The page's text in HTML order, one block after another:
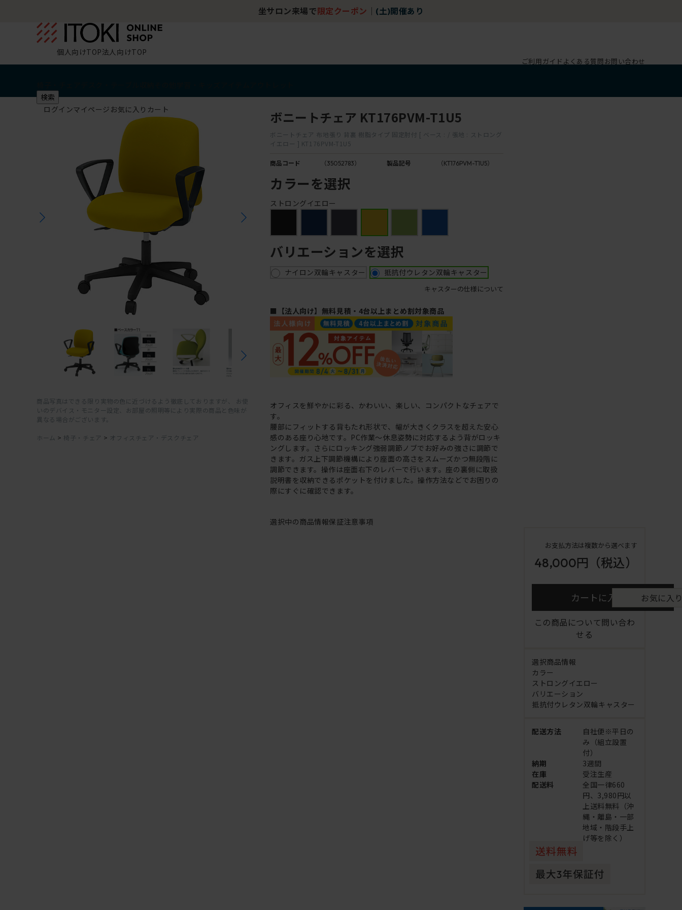
坐サロン来場で 限定クーポン (土)開催あり
個人向けTOP法人向けTOP
ご利用ガイド よくある質問お問い合わせ
検索
ログインマイページ お気に入り カート
商品写真はできる限り実物の色に近づけるよう徹底しておりますが、 お使
いのデバイス・モニター設定、お部屋の照明等により実際の商品と色味が
異なる場合がございます。
ホーム > 椅子・チェア > オフィスチェア・デスクチェア
ボニートチェア KT176PVM-T1U5
ボニートチェア 布地張り 背裏 樹脂タイプ 固定肘付 [ ベース : / 張地 : ストロング
イエロー ] KT176PVM-T1U5
商品コード （35052783） 製品記号 （KT176PVM-T1U5）
カラーを選択
ストロングイエロー
バリエーションを選択
ナイロン双輪キャスター 抵抗付ウレタン双輪キャスター
キャスターの仕様について
■【法人向け】無料見積・4台以上まとめ割対象商品
オフィスを鮮やかに彩る、かわいい、楽しい、コンパクトなチェアで
す。
腰部にフィットする背もたれ形状で、幅が大きくクラスを超えた安心
感のある座り心地です。PC作業～休息姿勢に対応するよう背がロッキ
ングします。さらにロッキング強弱調節ノブでお好みの強さに調節で
きます。ガス上下調節機構により座面の高さをスムーズかつ無段階に
調節できます。操作は座面右下のレバーで行います。座の裏側に取扱
説明書を収納できるポケットを付けました。操作方法などでお困りの
際にすぐに確認できます。
選択中の商品情報保証注意事項
お支払方法は複数から選べます
48,000円 （税込）
カートに入れる お気に入
この商品について問い合わ
せる
選択商品情報
カラー
ストロングイエロー
バリエーション
抵抗付ウレタン双輪キャスター
配送方法
自社便※平日の
み（組立設置
付）
納期
3週間
在庫
受注生産
配送料
全国一律660
円、3,980円以
上送料無料（沖
縄・離島・一部
地域・階段手上
げ等を除く）